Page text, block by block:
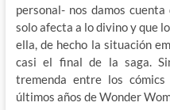
personal- nos damos
solo afecta a lo divino y que
ella, de hecho la situación
casi el final de la saga.
tremenda entre los
últimos años de Wonder